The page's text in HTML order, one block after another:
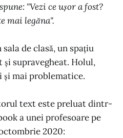
"Vezi ce ușor a fost?
mai legăna".
de clasă, un spațiu
supravegheat. Holul,
mai problematice.
text este preluat dintr-
a unei profesoare pe
2020: